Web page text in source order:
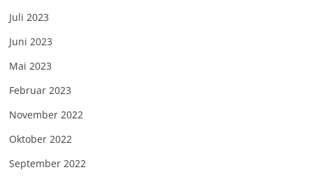
Juli 2023
Juni 2023
Mai 2023
Februar 2023
November 2022
Oktober 2022
September 2022